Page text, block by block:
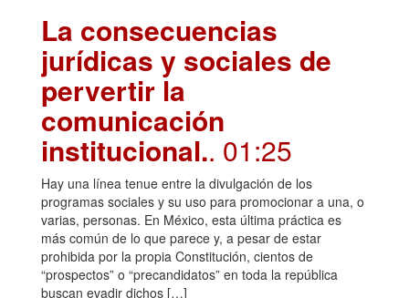
La consecuencias
jurídicas y sociales de
pervertir la
comunicación
institucional.. 01:25
Hay una línea tenue entre la divulgación de los
programas sociales y su uso para promocionar a una, o
varias, personas. En México, esta última práctica es
más común de lo que parece y, a pesar de estar
prohibida por la propia Constitución, cientos de
“prospectos” o “precandidatos” en toda la república
buscan evadir dichos […]